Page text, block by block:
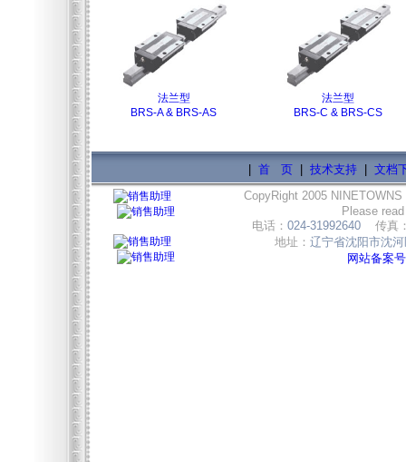
法兰型
BRS-A & BRS-AS
法兰型
BRS-C & BRS-CS
首 页| 技术支持| 文档
CopyRight 2005 NINETOWNS
Please
电话： 024-31992640 传真
地址： 辽宁省沈阳市沈
网站备案